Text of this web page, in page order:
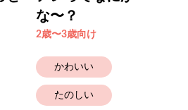
な〜？
2歳〜3歳向け
かわいい
たのしい